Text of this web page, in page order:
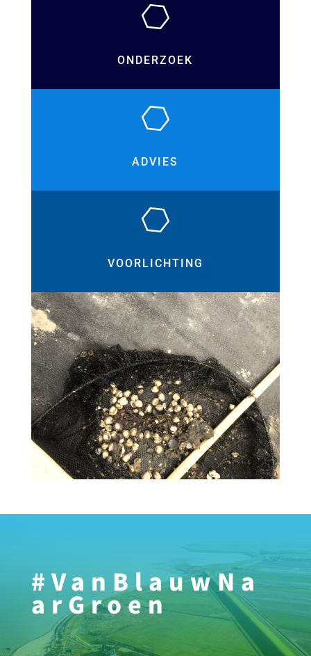
ONDERZOEK
ADVIES
VOORLICHTING
#VanBlauwNa
arGroen